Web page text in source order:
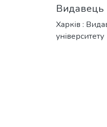
Видавець
Харків :
університету